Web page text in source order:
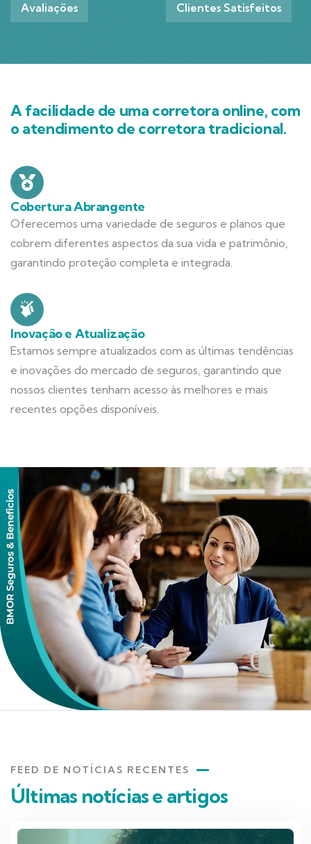
Avaliações Clientes Satisfeitos
A facilidade de uma corretora online, com
o atendimento de corretora tradicional.
Cobertura Abrangente
Oferecemos uma variedade de seguros e planos que
cobrem diferentes aspectos da sua vida e patrimônio,
garantindo proteção completa e integrada.
Inovação e Atualização
Estamos sempre atualizados com as últimas tendências
e inovações do mercado de seguros, garantindo que
nossos clientes tenham acesso às melhores e mais
recentes opções disponíveis.
FEED DE NOTÍCIAS RECENTES
Últimas notícias e artigos